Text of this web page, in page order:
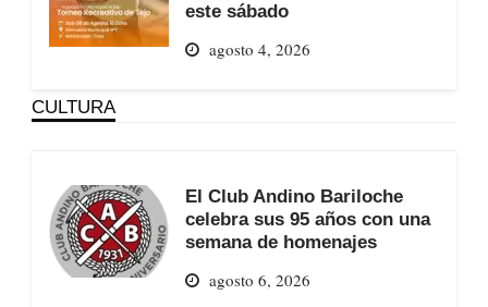
este sábado
agosto 4, 2026
CULTURA
El Club Andino Bariloche
celebra sus 95 años con una
semana de homenajes
agosto 6, 2026